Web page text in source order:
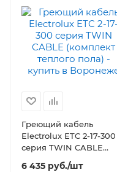
Греющий кабель
Electrolux ETC 2-17-300
серия TWIN CABLE
(комплект теплого
6 435 руб./шт